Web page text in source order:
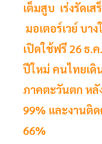
เต็มสูบ เร่งรัดเ
มอเตอร์เวย์ บา
เปิดใช้ฟรี 26 ธ.
ปีใหม่ คนไทยเดิ
ภาคตะวันตก หลั
99% และงานติ
66%